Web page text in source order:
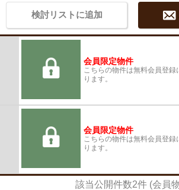
検討リストに追加
会員限定物件
こちらの物件は無料会員登録
ります。
会員限定物件
こちらの物件は無料会員登録
ります。
該当公開件数2件 (会員